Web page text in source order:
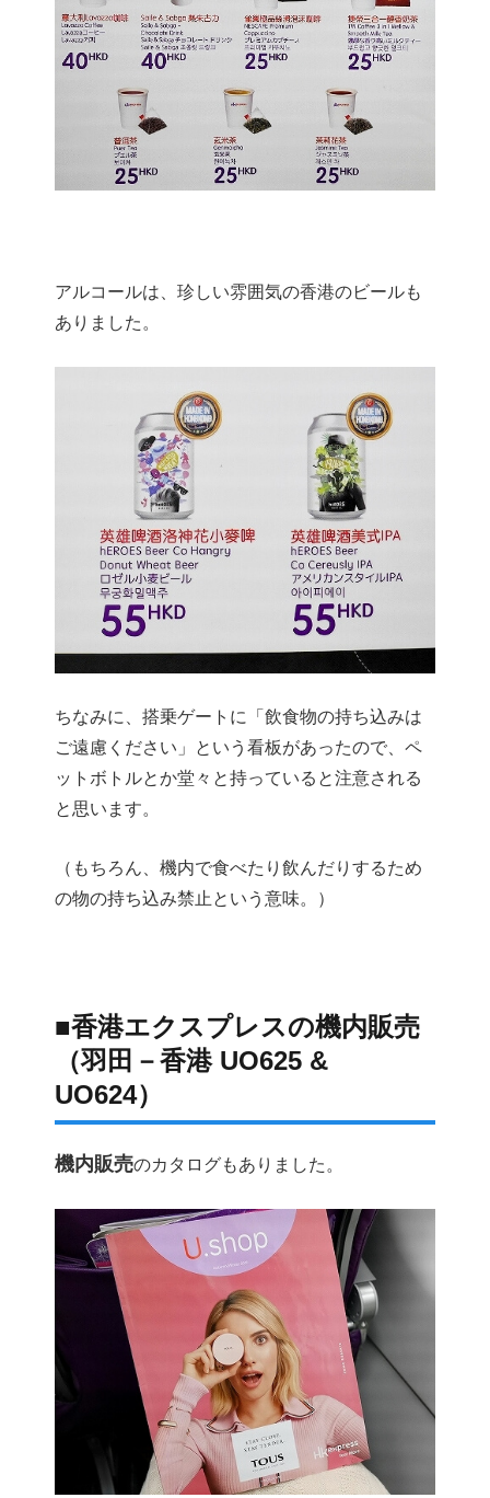
アルコールは、珍しい雰囲気の香港のビールも
ありました。
ちなみに、搭乗ゲートに「飲食物の持ち込みは
ご遠慮ください」という看板があったので、ペ
ットボトルとか堂々と持っていると注意される
と思います。
（もちろん、機内で食べたり飲んだりするため
の物の持ち込み禁止という意味。）
■香港エクスプレスの機内販売
（羽田－香港 UO625 &
UO624）
機内販売のカタログもありました。